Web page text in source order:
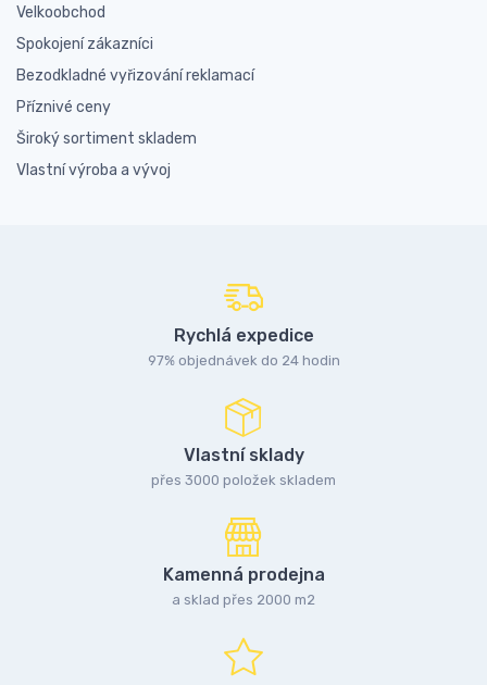
Velkoobchod
Spokojení zákazníci
Bezodkladné vyřizování reklamací
Příznivé ceny
Široký sortiment skladem
Vlastní výroba a vývoj
Rychlá expedice
97% objednávek do 24 hodin
Vlastní sklady
přes 3000 položek skladem
Kamenná prodejna
a sklad přes 2000 m2